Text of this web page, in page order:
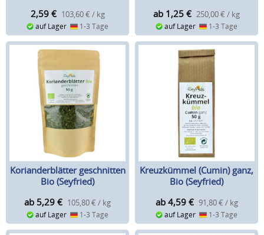
2,59 € 103,60 € / kg
auf Lager 1-3 Tage
ab 1,25 € 250,00 € / kg
auf Lager 1-3 Tage
Korianderblätter geschnitten
Bio (Seyfried)
ab 5,29 € 105,80 € / kg
auf Lager 1-3 Tage
Kreuzkümmel (Cumin) ganz,
Bio (Seyfried)
ab 4,59 € 91,80 € / kg
auf Lager 1-3 Tage